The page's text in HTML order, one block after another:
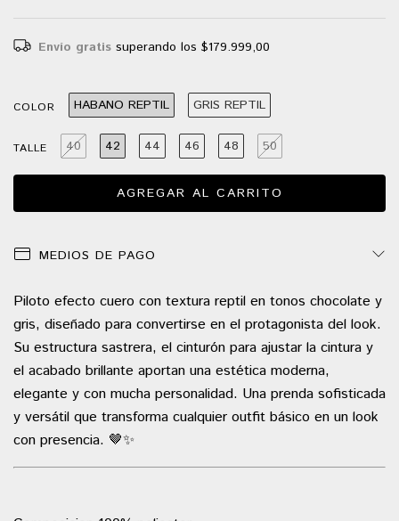
Envío gratis superando los $179.999,00
COLOR HABANO REPTIL GRIS REPTIL
TALLE 40 42 44 46 48 50
MEDIOS DE PAGO
Piloto efecto cuero con textura reptil en tonos chocolate y
gris, diseñado para convertirse en el protagonista del look.
Su estructura sastrera, el cinturón para ajustar la cintura y
el acabado brillante aportan una estética moderna,
elegante y con mucha personalidad. Una prenda sofisticada
y versátil que transforma cualquier outfit básico en un look
con presencia. 🤎✨